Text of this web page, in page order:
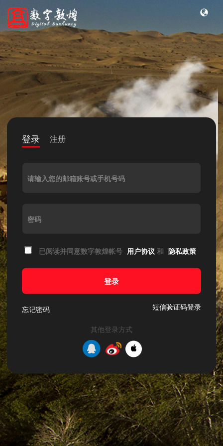
登录 注册
请输入您的邮箱账号或手机号码
密码
已阅读并同意数字敦煌帐号 用户协议 和 隐私政策
登录
忘记密码 短信验证码登录
其他登录方式